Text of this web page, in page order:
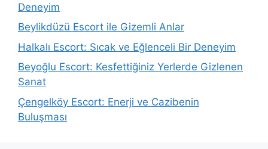
Deneyim
Beylikdüzü Escort ile Gizemli Anlar
Halkalı Escort: Sıcak ve Eğlenceli Bir Deneyim
Beyoğlu Escort: Kesfettiğiniz Yerlerde Gizlenen
Sanat
Çengelköy Escort: Enerji ve Cazibenin
Buluşması